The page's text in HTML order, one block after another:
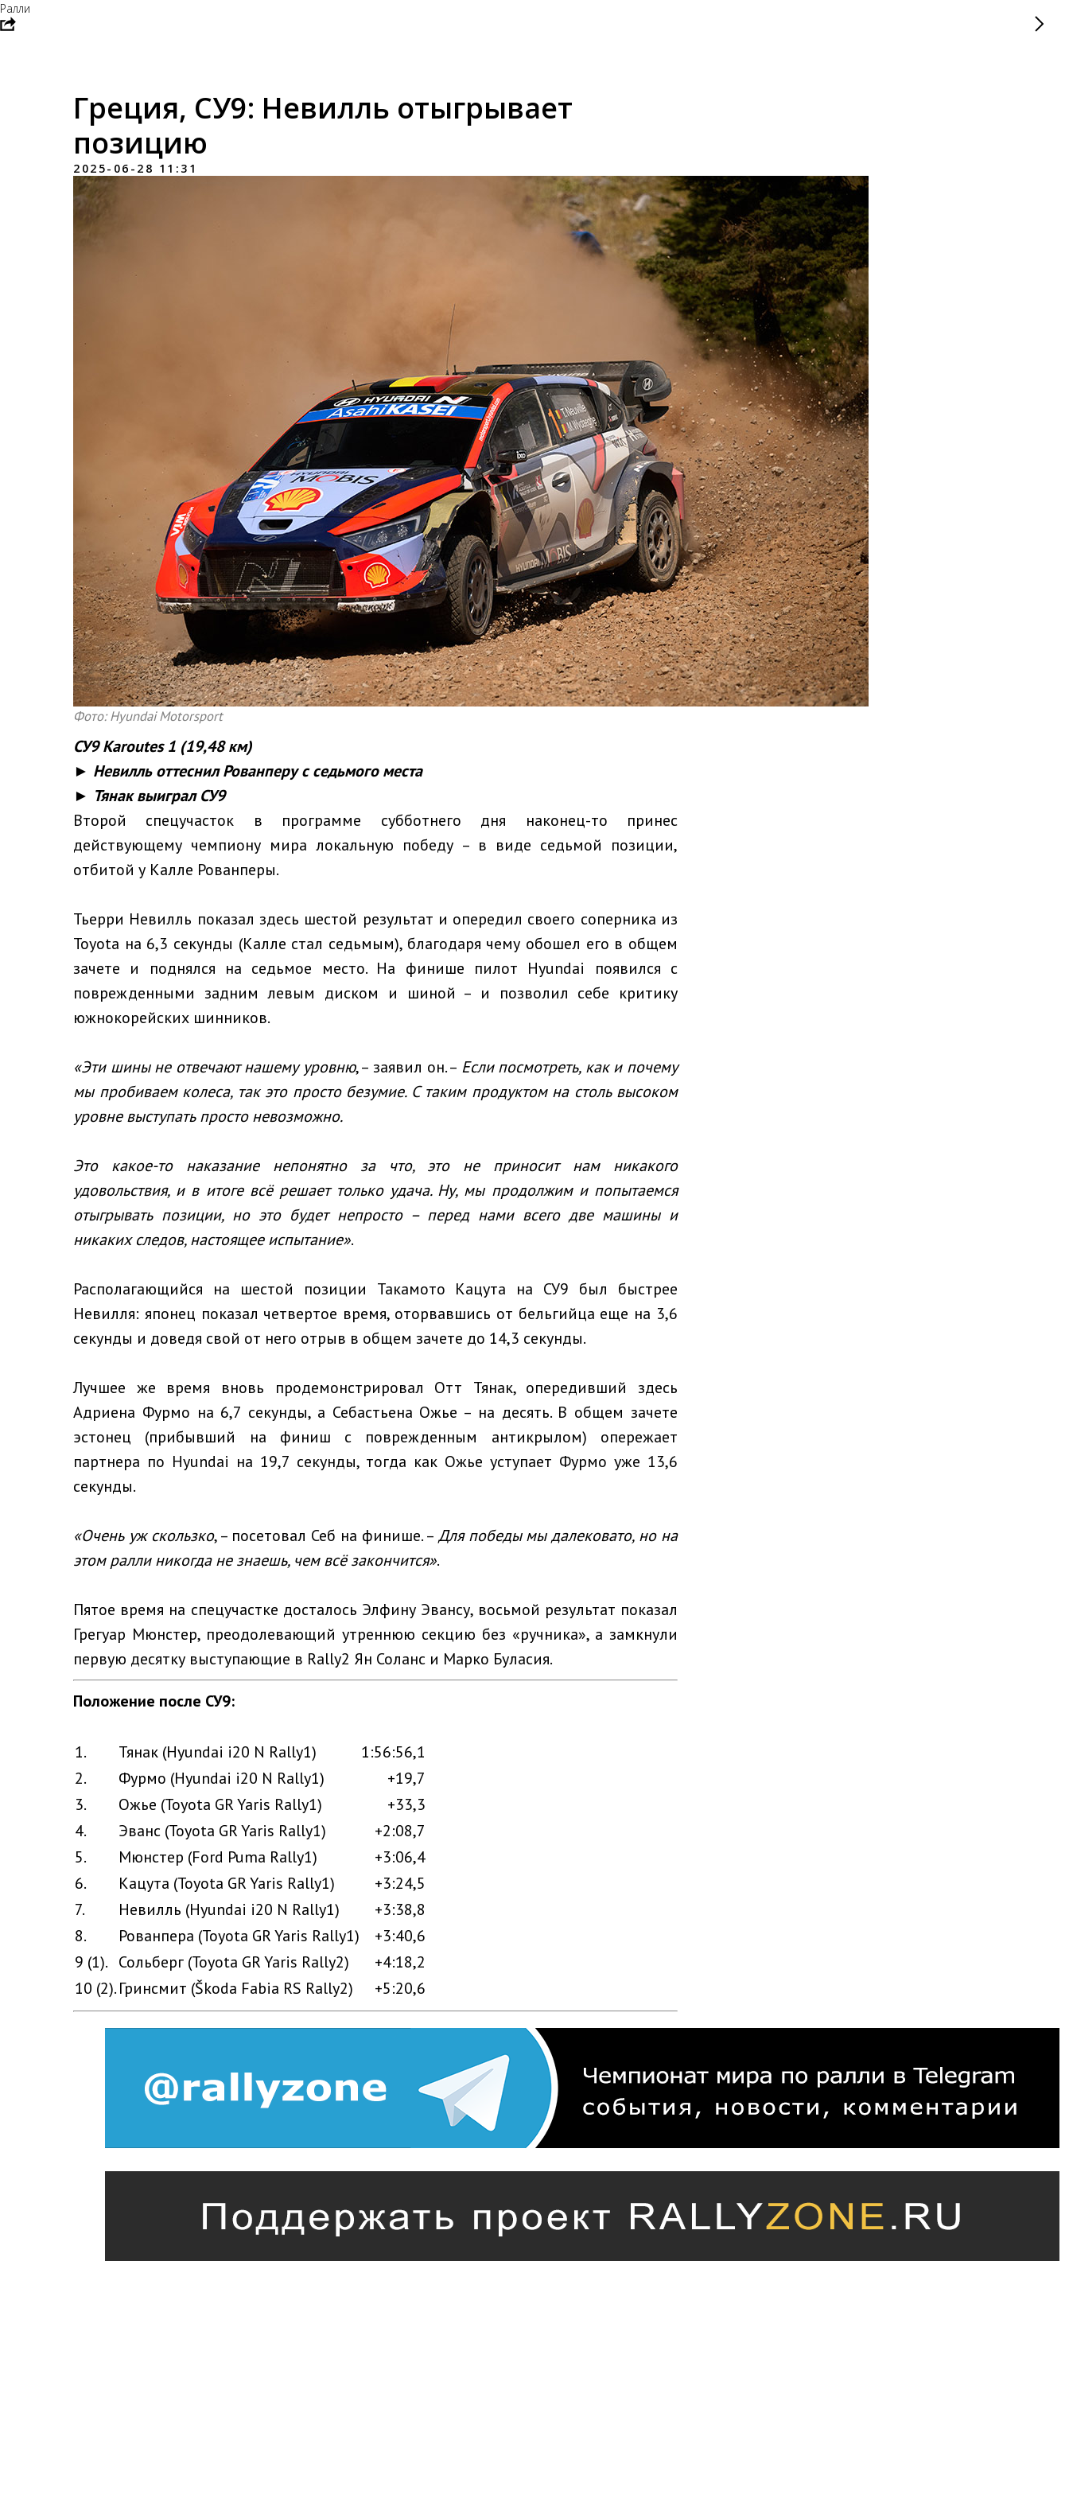
Ралли
Греция, СУ9: Невилль отыгрывает
позицию
2025-06-28 11:31
Фото: Hyundai Motorsport
СУ9Karoutes1 (19,48 км)
► Невилль оттеснил Рованперу с седьмого места
► Тянак выиграл СУ9
Второй спецучасток в программе субботнего дня наконец-то принес
действующему чемпиону мира локальную победу – в виде седьмой позиции,
отбитой у Калле Рованперы.
Тьерри Невилль показал здесь шестой результат и опередил своего соперника из
Toyota на 6,3 секунды (Калле стал седьмым), благодаря чему обошел его в общем
зачете и поднялся на седьмое место. На финише пилот Hyundai появился с
поврежденными задним левым диском и шиной – и позволил себе критику
южнокорейских шинников.
«Эти шины не отвечают нашему уровню, – заявил он. – Если посмотреть, как и почему
мы пробиваем колеса, так это просто безумие. С таким продуктом на столь высоком
уровне выступать просто невозможно.
Это какое-то наказание непонятно за что, это не приносит нам никакого
удовольствия, и в итоге всё решает только удача. Ну, мы продолжим и попытаемся
отыгрывать позиции, но это будет непросто – перед нами всего две машины и
никаких следов, настоящее испытание».
Располагающийся на шестой позиции Такамото Кацута на СУ9 был быстрее
Невилля: японец показал четвертое время, оторвавшись от бельгийца еще на 3,6
секунды и доведя свой от него отрыв в общем зачете до 14,3 секунды.
Лучшее же время вновь продемонстрировал Отт Тянак, опередивший здесь
Адриена Фурмо на 6,7 секунды, а Себастьена Ожье – на десять. В общем зачете
эстонец (прибывший на финиш с поврежденным антикрылом) опережает
партнера по Hyundai на 19,7 секунды, тогда как Ожье уступает Фурмо уже 13,6
секунды.
«Очень уж скользко, – посетовал Себ на финише. – Для победы мы далековато, но на
этом ралли никогда не знаешь, чем всё закончится».
Пятое время на спецучастке досталось Элфину Эвансу, восьмой результат показал
Грегуар Мюнстер, преодолевающий утреннюю секцию без «ручника», а замкнули
первую десятку выступающие в Rally2 Ян Соланс и Марко Буласия.
Положение после СУ9:
1. Тянак (Hyundai i20 N Rally1)
1:56:56,1
2.
Фурмо (Hyundai i20 N Rally1)
+19,7
3.
Ожье (Toyota GR Yaris Rally1)
+33,3
4.
Эванс (Toyota GR Yaris Rally1)
+2:08,7
5.
Мюнстер (Ford Puma Rally1)
+3:06,4
6.
Кацута (Toyota GR Yaris Rally1)
+3:24,5
7.
Невилль (Hyundai i20 N Rally1)
+3:38,8
8.
Рованпера (Toyota GR Yaris Rally1)
+3:40,6
9 (1). Сольберг (Toyota GR Yaris Rally2)
+4:18,2
10 (2).Гринсмит (Škoda Fabia RS Rally2) +5:20,6